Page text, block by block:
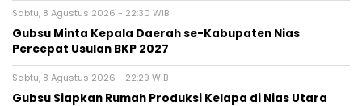
Sabtu, 8 Agustus 2026 - 22:30 WIB
Gubsu Minta Kepala Daerah se-Kabupaten Nias
Percepat Usulan BKP 2027
Sabtu, 8 Agustus 2026 - 22:29 WIB
Gubsu Siapkan Rumah Produksi Kelapa di Nias Utara